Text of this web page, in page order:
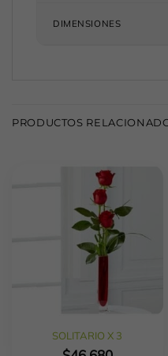
DIMENSIONES
PRODUCTOS
SOLITARIO X 3